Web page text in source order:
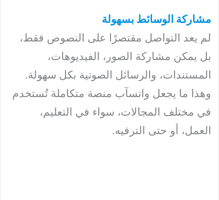
مشاركة الوسائط بسهولة
لم يعد التواصل مقتصرًا على النصوص فقط،
بل يمكن مشاركة الصور، الفيديوهات،
المستندات، والرسائل الصوتية بكل سهولة.
وهذا ما يجعل واتسآب منصة متكاملة تُستخدم
في مختلف المجالات، سواء في التعليم،
العمل، أو حتى الترفيه.